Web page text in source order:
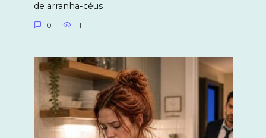
de arranha-céus
0 111